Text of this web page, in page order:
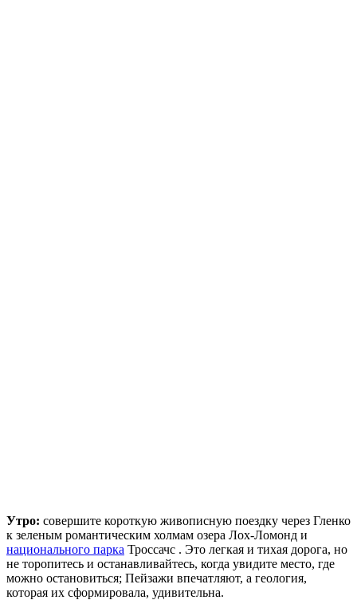
Утро: совершите короткую живописную поездку через Гленко
к зеленым романтическим холмам озера Лох-Ломонд и
национального парка Троссачс . Это легкая и тихая дорога, но
не торопитесь и останавливайтесь, когда увидите место, где
можно остановиться; Пейзажи впечатляют, а геология,
которая их сформировала, удивительна.